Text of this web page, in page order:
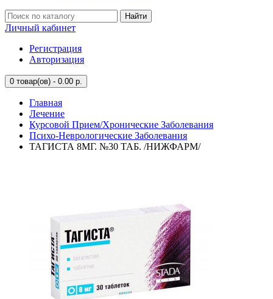
Найти
Личный кабинет
Регистрация
Авторизация
0 товар(ов) - 0.00 р.
Главная
Лечение
Курсовой Прием/Хронические Заболевания
Психо-Неврологические Заболевания
ТАГИСТА 8МГ. №30 ТАБ. /НИЖФАРМ/